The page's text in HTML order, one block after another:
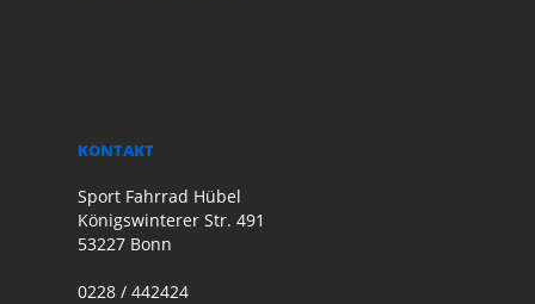
KONTAKT
Sport Fahrrad Hübel
Königswinterer Str. 491
53227 Bonn
0228 / 442424